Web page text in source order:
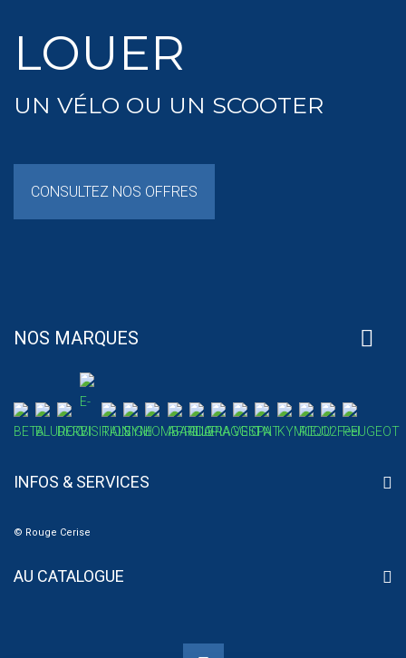
LOUER
UN VÉLO OU UN SCOOTER
CONSULTEZ NOS OFFRES
NOS MARQUES
INFOS & SERVICES
© Rouge Cerise
AU CATALOGUE